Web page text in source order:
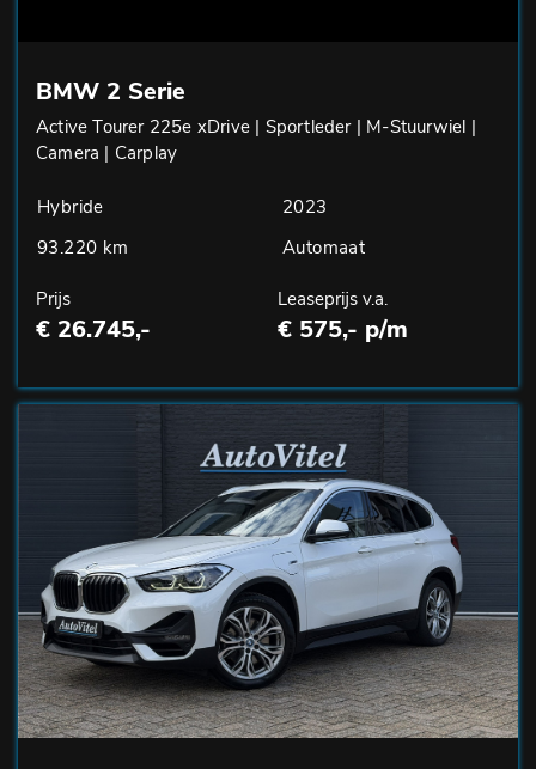
BMW 2 Serie
Active Tourer 225e xDrive | Sportleder | M-Stuurwiel |
Camera | Carplay
Hybride
2023
93.220 km
Automaat
Prijs
€ 26.745,-
Leaseprijs v.a.
€ 575,- p/m